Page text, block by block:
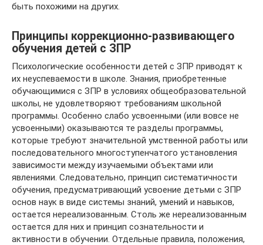
быть похожими на других.
Принципы коррекционно-развивающего
обучения детей с ЗПР
Психологические особенности детей с ЗПР приводят к
их неуспеваемости в школе. Знания, приобретенные
обучающимися с ЗПР в условиях общеобразовательной
школы, не удовлетворяют требованиям школьной
программы. Особенно слабо усвоенными (или вовсе не
усвоенными) оказываются те разделы программы,
которые требуют значительной умственной работы или
последовательного многоступенчатого установления
зависимости между изучаемыми объектами или
явлениями. Следовательно, принцип систематичности
обучения, предусматривающий усвоение детьми с ЗПР
основ наук в виде системы знаний, умений и навыков,
остается нереализованным. Столь же нереализованным
остается для них и принцип сознательности и
активности в обучении. Отдельные правила, положения,